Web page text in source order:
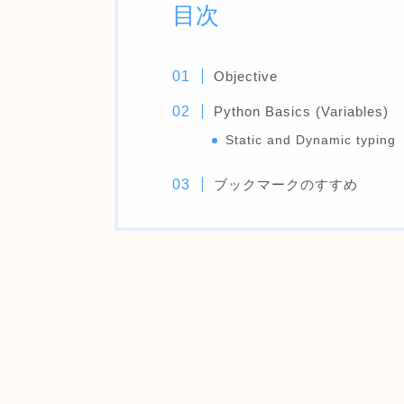
目次
Objective
Python Basics (Variables)
Static and Dynamic typing
ブックマークのすすめ